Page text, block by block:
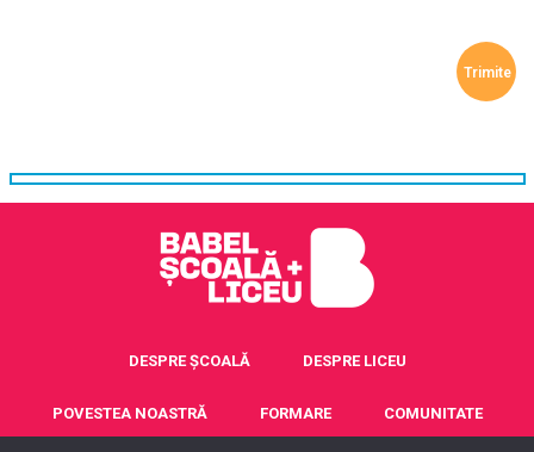
DESPRE ȘCOALĂ DESPRE LICEU
POVESTEA NOASTRĂ FORMARE COMUNITATE